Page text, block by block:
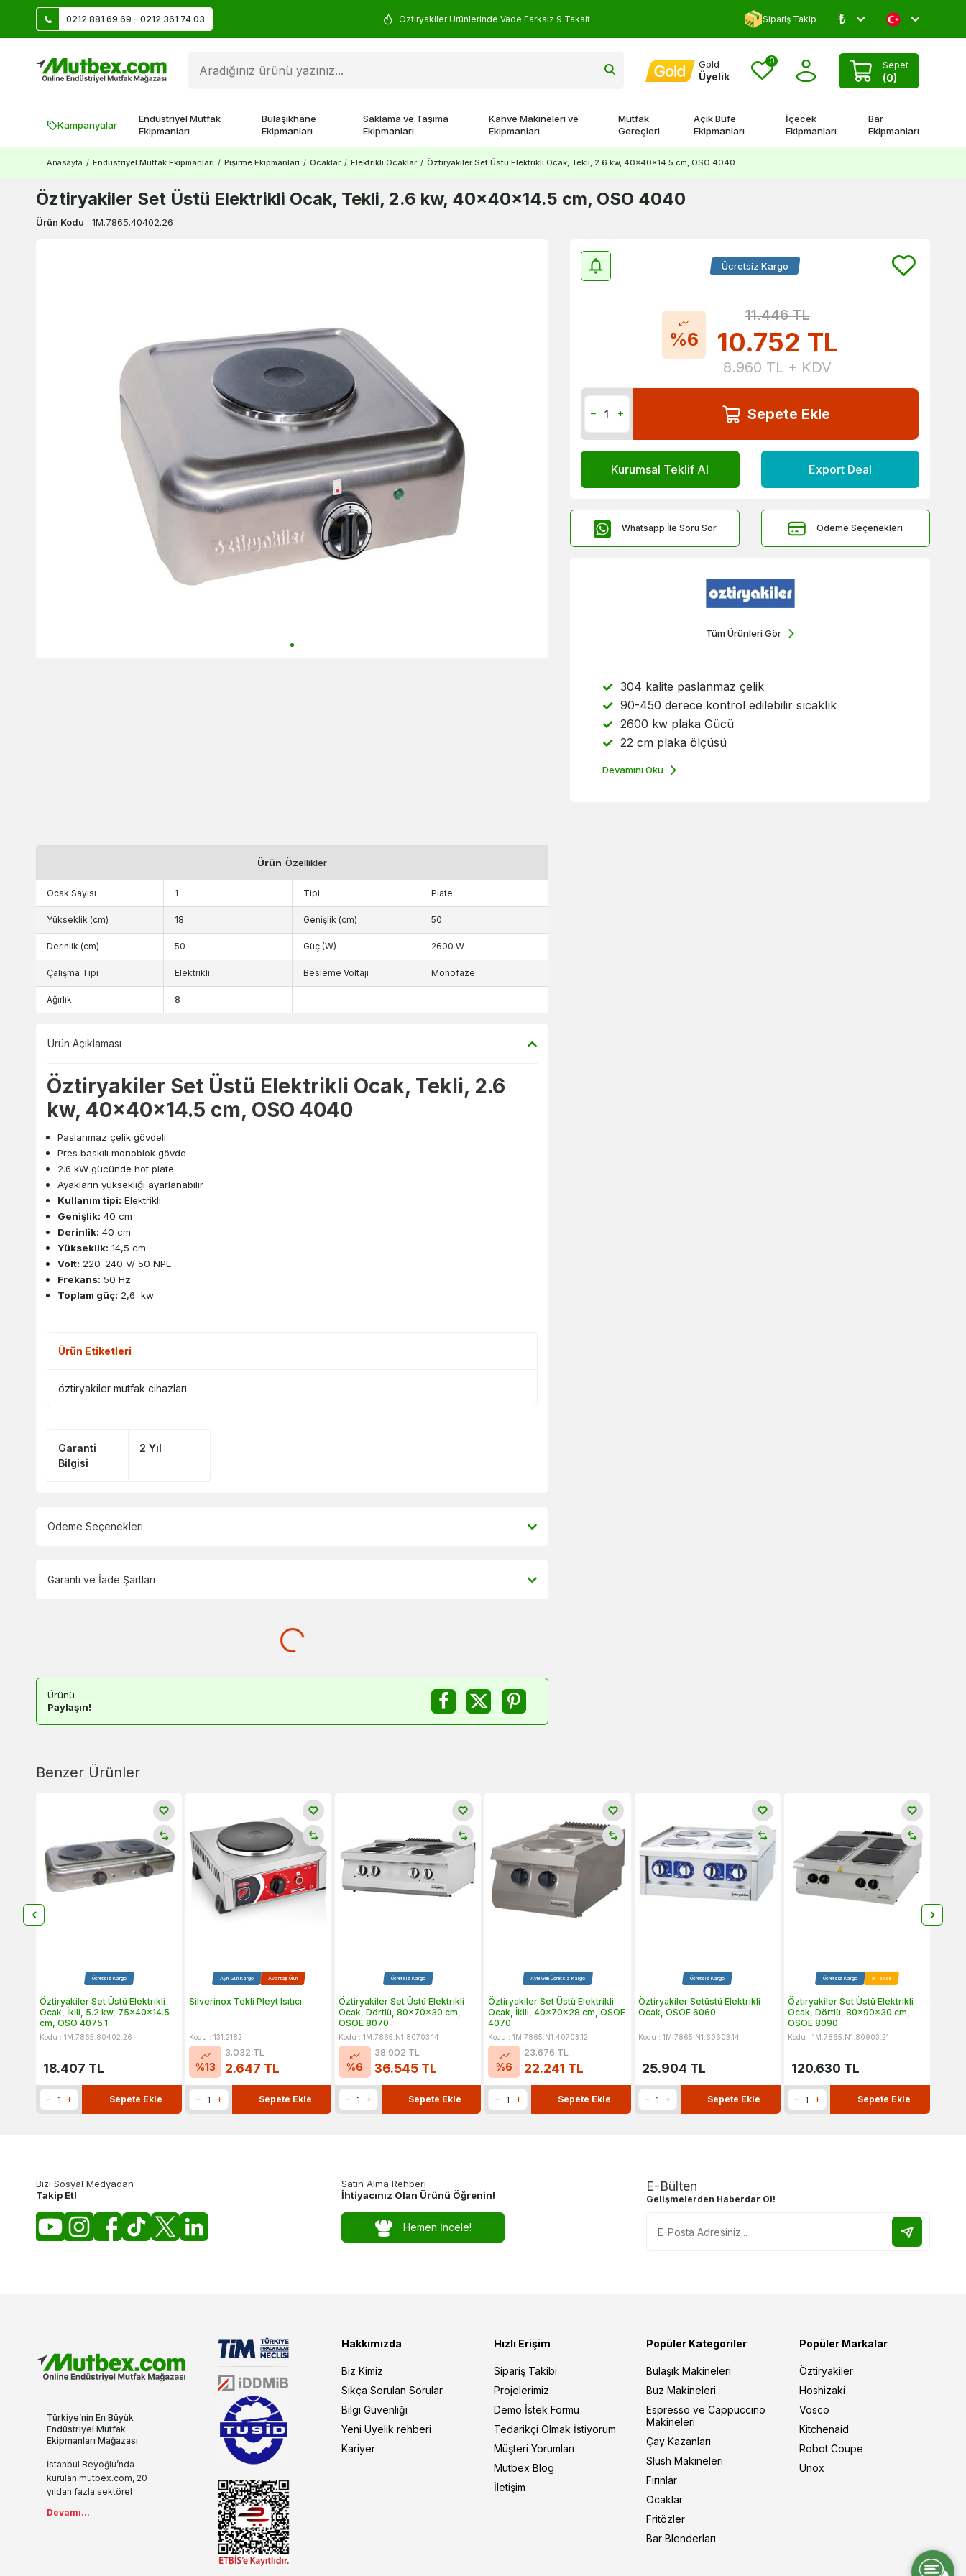
0212 881 69 69 - 0212 361 74 03Üye Ol İlk Siparişte 500 TL Kazan! Öztiryakiler Ürünlerinde Vade Farksız 9 Taksit Yorum Yap 500 TL Kazan!
Sipariş Takip ₺
Gold
Üyelik
0 Sepet
(0)
Kampanyalar
Endüstriyel Mutfak
Ekipmanları
Bulaşıkhane
Ekipmanları
Saklama ve Taşıma
Ekipmanları
Kahve Makineleri ve
Ekipmanları
Mutfak
Gereçleri
Açık Büfe
Ekipmanları
İçecek
Ekipmanları
Bar
Ekipmanları
Anasayfa / Endüstriyel Mutfak Ekipmanları / Pişirme Ekipmanları / Ocaklar / Elektrikli Ocaklar / Öztiryakiler Set Üstü Elektrikli Ocak, Tekli, 2.6 kw, 40x40x14.5 cm, OSO 4040
Öztiryakiler Set Üstü Elektrikli Ocak, Tekli, 2.6 kw, 40x40x14.5 cm, OSO 4040
Ürün Kodu : 1M.7865.40402.26
Ücretsiz Kargo
%6
11.446TL
10.752 TL
8.960 TL + KDV
Sepete Ekle
Kurumsal Teklif Al Export Deal
Whatsapp İle Soru Sor Ödeme Seçenekleri
Tüm Ürünleri Gör
304 kalite paslanmaz çelik
90-450 derece kontrol edilebilir sıcaklık
2600 kw plaka Gücü
22 cm plaka ölçüsü
Devamını Oku
Ürün Özellikler
Ocak Sayısı 1 Tipi Plate
Yükseklik (cm) 18 Genişlik (cm) 50
Derinlik (cm) 50 Güç (W) 2600 W
Çalışma Tipi Elektrikli Besleme Voltajı Monofaze
Ağırlık 8
Ürün Açıklaması
Öztiryakiler Set Üstü Elektrikli Ocak, Tekli, 2.6
kw, 40x40x14.5 cm, OSO 4040
Paslanmaz çelik gövdeli
Pres baskılı monoblok gövde
2.6 kW gücünde hot plate
Ayakların yüksekliği ayarlanabilir
Kullanım tipi: Elektrikli
Genişlik: 40 cm
Derinlik: 40 cm
Yükseklik: 14,5 cm
Volt: 220-240 V/ 50 NPE
Frekans: 50 Hz
Toplam güç: 2,6 kw
Ürün Etiketleri
öztiryakiler mutfak cihazları
Garanti
Bilgisi
2 Yıl
Ödeme Seçenekleri
Garanti ve İade Şartları
Ürünü
Paylaşın!
Benzer Ürünler
Ücretsiz Kargo
Öztiryakiler Set Üstü Elektrikli
Ocak, İkili, 5.2 kw, 75x40x14.5
cm, OSO 4075.1
Kodu : 1M.7865.80402.26
18.407 TL
Sepete Ekle
Aynı Gün Kargo Avantajlı Ürün
Silverinox Tekli Pleyt Isıtıcı
Kodu : 131.2182
%13
3.032TL
2.647 TL
Sepete Ekle
Ücretsiz Kargo
Öztiryakiler Set Üstü Elektrikli
Ocak, Dörtlü, 80x70x30 cm,
OSOE 8070
Kodu : 1M.7865.N1.80703.14
%6
38.902TL
36.545 TL
Sepete Ekle
Aynı Gün Ücretsiz Kargo
Öztiryakiler Set Üstü Elektrikli
Ocak, İkili, 40x70x28 cm, OSOE
4070
Kodu : 1M.7865.N1.40703.12
%6
23.676TL
22.241 TL
Sepete Ekle
Ücretsiz Kargo
Öztiryakiler Setüstü Elektrikli
Ocak, OSOE 6060
Kodu : 1M.7865.N1.60603.14
25.904 TL
Sepete Ekle
Ücretsiz Kargo 9 Taksit
Öztiryakiler Set Üstü Elektrikli
Ocak, Dörtlü, 80x90x30 cm,
OSOE 8090
Kodu : 1M.7865.N1.80903.21
120.630 TL
Sepete Ekle
Bizi Sosyal Medyadan
Takip Et!
Satın Alma Rehberi
İhtiyacınız Olan Ürünü Öğrenin!
Hemen İncele!
E-Bülten
Gelişmelerden Haberdar Ol!
Türkiye’nin En Büyük
Endüstriyel Mutfak
Ekipmanları Mağazası
İstanbul Beyoğlu’nda
kurulan mutbex.com, 20
yıldan fazla sektörel
modern anlayışıyla
Devamı...
Hakkımızda
Biz Kimiz
Sıkça Sorulan Sorular
Bilgi Güvenliği
Yeni Üyelik rehberi
Kariyer
Hızlı Erişim
Sipariş Takibi
Projelerimiz
Demo İstek Formu
Tedarikçi Olmak İstiyorum
Müşteri Yorumları
Mutbex Blog
İletişim
Popüler Kategoriler
Bulaşık Makineleri
Buz Makineleri
Espresso ve Cappuccino
Makineleri
Çay Kazanları
Slush Makineleri
Fırınlar
Ocaklar
Fritözler
Bar Blenderları
Popüler Markalar
Öztiryakiler
Hoshizaki
Vosco
Kitchenaid
Robot Coupe
Unox